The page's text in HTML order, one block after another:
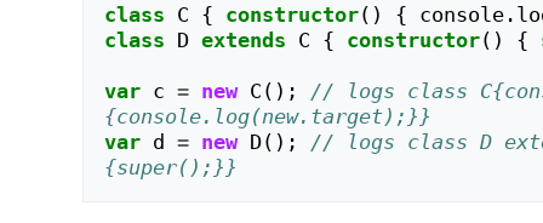
class C { constructor() { console.
class D extends C { constructor() {
var c = new C ();
// logs class
{console.log(new.target);}}
var d = new D();
// logs class D
{super();}}